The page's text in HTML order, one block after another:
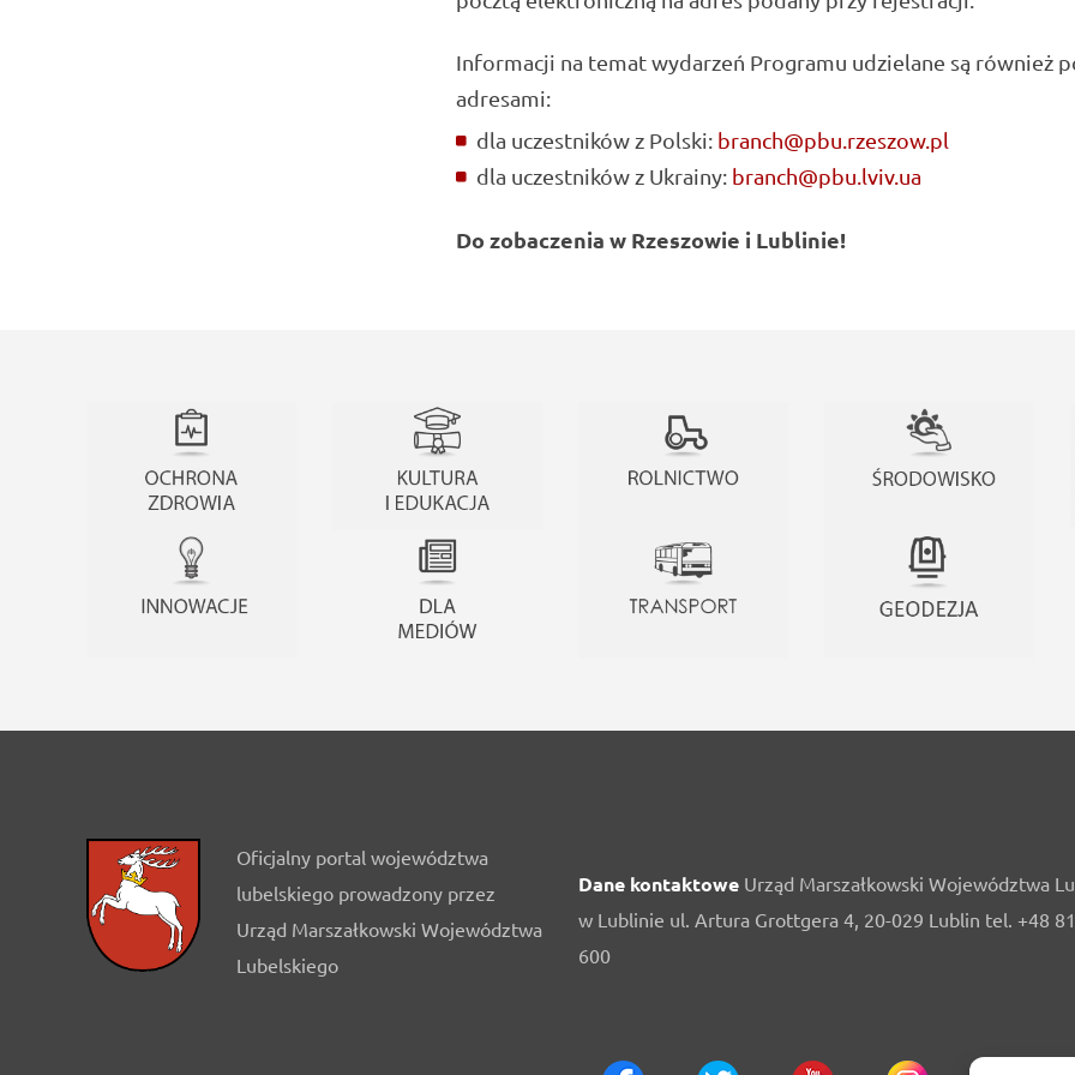
Informacji na temat wydarzeń Programu udzielane są również
adresami:
dla uczestników z Polski: branch@pbu.rzeszow.pl
dla uczestników z Ukrainy: branch@pbu.lviv.ua
Do zobaczenia w Rzeszowie i Lublinie!
Oficjalny portal województwa
lubelskiego prowadzony przez
Urząd Marszałkowski Województwa
Lubelskiego
Dane kontaktowe Urząd Marszałkowski Województwa
w Lublinie ul. Artura Grottgera 4, 20-029 Lublin tel. +48
600